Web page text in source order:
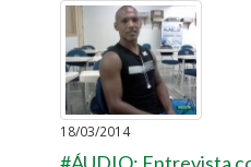
18/03/2014
#ÁUDIO: Entrevista